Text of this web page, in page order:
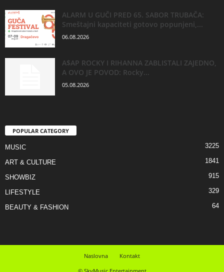
ALARM U GUČI PRED 65. SABOR TRUBAČA:
Smeštajni kapaciteti gotovo popunjeni,...
06.08.2026
A$AP ROCKY I RIHANNA ZABLISTALI ZAJEDNO,
A OVO JE POVOD: Rocky...
05.08.2026
POPULAR CATEGORY
MUSIC 3225
ART & CULTURE 1841
SHOWBIZ 915
LIFESTYLE 329
BEAUTY & FASHION 64
Naslovna
Kontakt